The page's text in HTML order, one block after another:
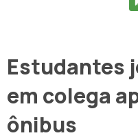
Estudantes
em colega
ônibus